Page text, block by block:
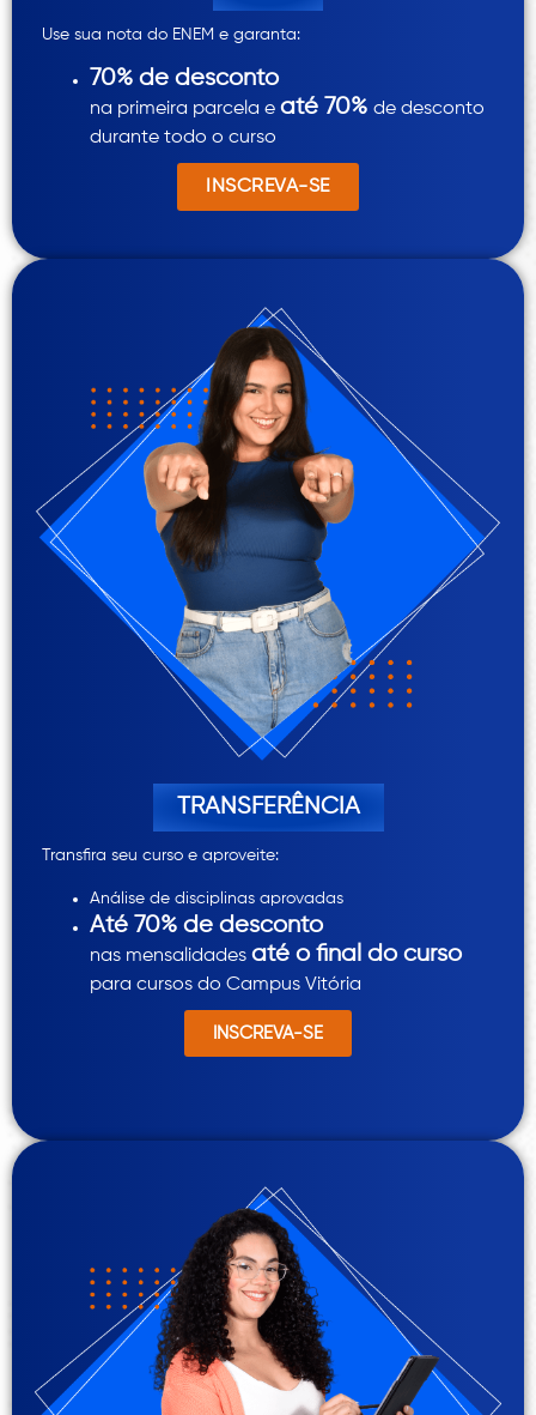
Use sua nota do ENEM e garanta:
70% de desconto
na primeira parcela e até 70% de desconto
durante todo o curso
INSCREVA-SE
TRANSFERÊNCIA
Transfira seu curso e aproveite:
Análise de disciplinas aprovadas
Até 70% de desconto
nas mensalidades até o final do curso
para cursos do Campus Vitória
INSCREVA-SE